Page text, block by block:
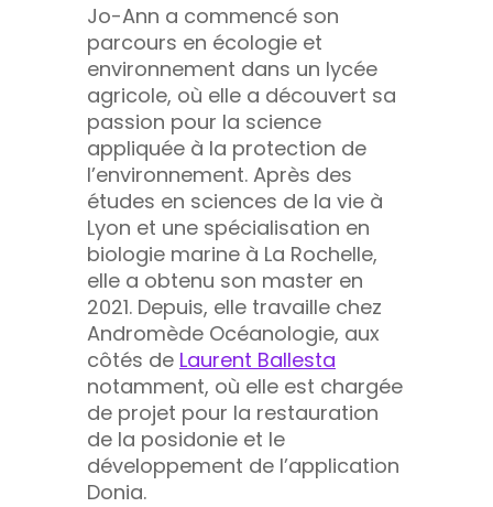
Jo-Ann a commencé son
parcours en écologie et
environnement dans un lycée
agricole, où elle a découvert sa
passion pour la science
appliquée à la protection de
l’environnement. Après des
études en sciences de la vie à
Lyon et une spécialisation en
biologie marine à La Rochelle,
elle a obtenu son master en
2021. Depuis, elle travaille chez
Andromède Océanologie, aux
côtés de Laurent Ballesta
notamment, où elle est chargée
de projet pour la restauration
de la posidonie et le
développement de l’application
Donia.